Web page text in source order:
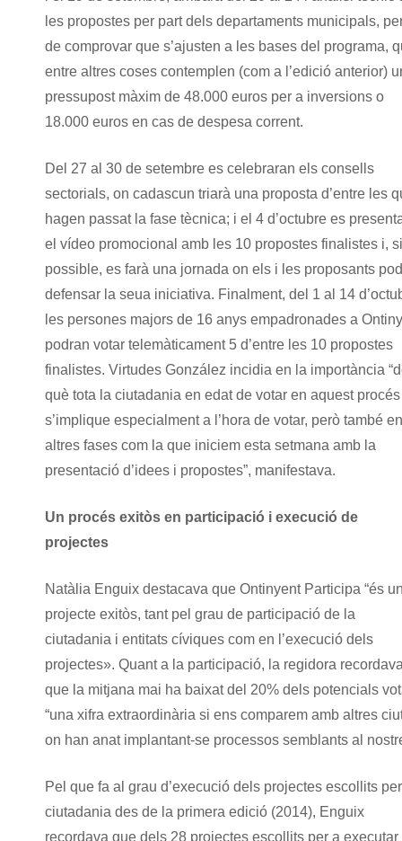
les propostes per part dels departaments municipals,
de comprovar que s’ajusten a les bases del programa,
entre altres coses contemplen (com a l’edició anterior)
pressupost màxim de 48.000 euros per a inversions o
18.000 euros en cas de despesa corrent.
Del 27 al 30 de setembre es celebraran els consells
sectorials, on cadascun triarà una proposta d’entre les
hagen passat la fase tècnica; i el 4 d’octubre es
el vídeo promocional amb les 10 propostes finalistes i,
possible, es farà una jornada on els i les proposants
defensar la seua iniciativa. Finalment, del 1 al 14
les persones majors de 16 anys empadronades a
podran votar telemàticament 5 d’entre les 10 propostes
finalistes. Virtudes González incidia en la importància
què tota la ciutadania en edat de votar en aquest procés
s’implique especialment a l’hora de votar, però també en
altres fases com la que iniciem esta setmana amb la
presentació d’idees i propostes”, manifestava.
Un procés exitòs en participació i execució de
projectes
Natàlia Enguix destacava que Ontinyent Participa “és
projecte exitòs, tant pel grau de participació de la
ciutadania i entitats cíviques com en l’execució dels
projectes». Quant a la participació, la regidora
que la mitjana mai ha baixat del 20% dels potencials
“una xifra extraordinària si ens comparem amb altres
on han anat implantant-se processos semblants al
Pel que fa al grau d’execució dels projectes escollits
ciutadania des de la primera edició (2014), Enguix
recordava que dels 28 projectes escollits per a executar